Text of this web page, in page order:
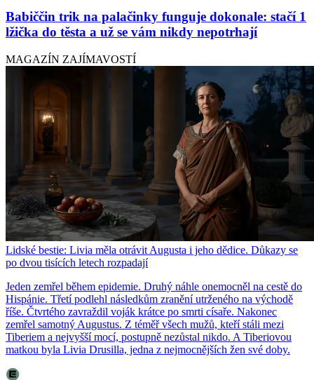
Babiččin trik na palačinky funguje dokonale: stačí 1
lžička do těsta a už se vám nikdy nepotrhají
MAGAZÍN ZAJÍMAVOSTÍ
Lidské bestie: Livia měla otrávit Augusta i jeho dědice. Důkazy se
po dvou tisících letech rozpadají
Jeden zemřel během epidemie. Druhý náhle onemocněl na cestě do
Hispánie. Třetí podlehl následkům zranění utrženého na východě
říše. Čtvrtého zavraždil voják krátce po smrti císaře. Nakonec
zemřel samotný Augustus. Z téměř všech mužů, kteří stáli mezi
Tiberiem a nejvyšší mocí, postupně nezůstal nikdo. A Tiberiovou
matkou byla Livia Drusilla, jedna z nejmocnějších žen své doby.